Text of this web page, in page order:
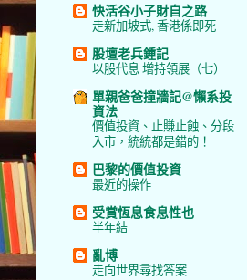
快活谷小子財自之路
走新加坡式, 香港係即死
股壇老兵鍾記
以股代息 增持領展（七）
單親爸爸撞牆記@懶系投
資法
價值投資、止賺止蝕、分段
入市，統統都是錯的！
巴黎的價值投資
最近的操作
受賞恆息食息性也
半年結
亂博
走向世界尋找答案